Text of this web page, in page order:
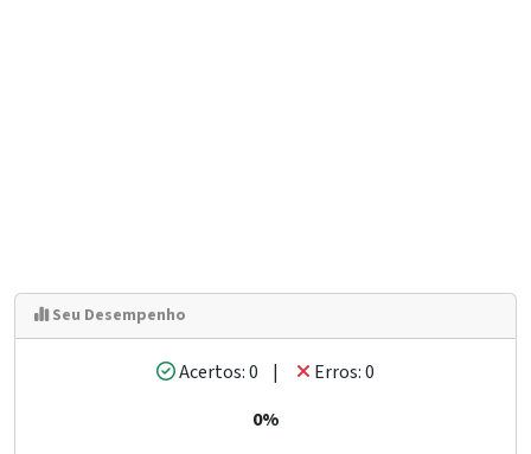
Seu Desempenho
Acertos: 0 |
Erros: 0
0%